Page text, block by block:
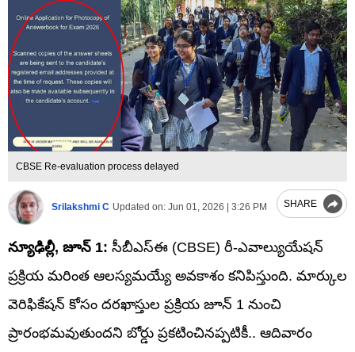
CBSE Re-evaluation process delayed
Srilakshmi C Updated on: Jun 01, 2026 | 3:26 PM SHARE
న్యూఢిల్లీ, జూన్‌ 1: సీబీఎస్ఈ (CBSE) రీ-ఎవాల్యుయేషన్
ప్రక్రియ మరింత ఆలస్యమయ్యే అవకాశం కనిపిస్తుంది. మార్కుల
వెరిఫికేషన్ కోసం దరఖాస్తుల ప్రక్రియ జూన్ 1 నుంచి
ప్రారంభమవుతుందని బోర్డు ప్రకటించినప్పటికీ.. ఆదివారం